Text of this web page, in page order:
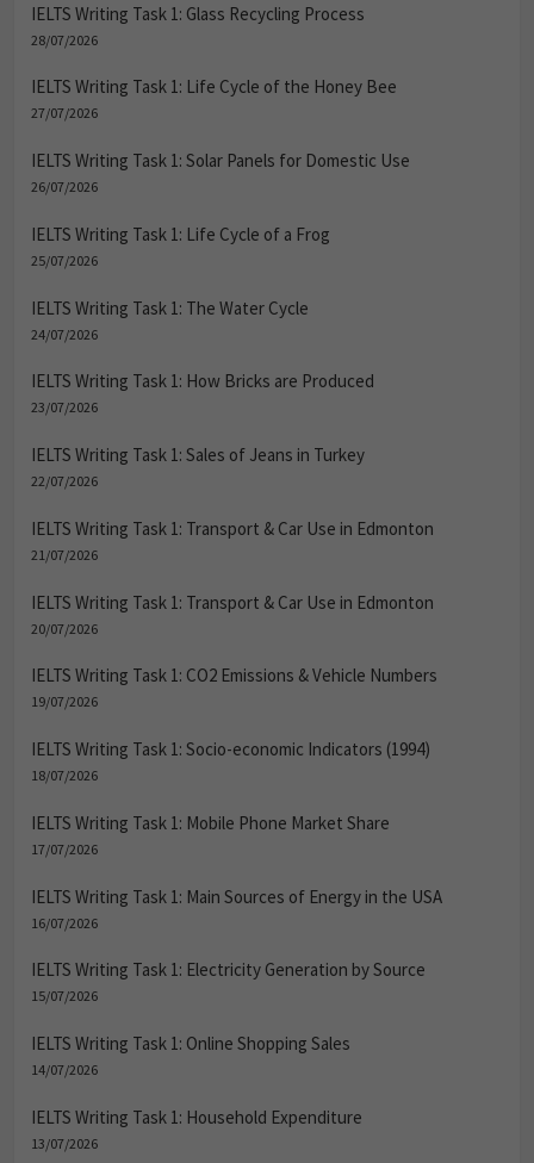
IELTS Writing Task 1: Glass Recycling Process
28/07/2026
IELTS Writing Task 1: Life Cycle of the Honey Bee
27/07/2026
IELTS Writing Task 1: Solar Panels for Domestic Use
26/07/2026
IELTS Writing Task 1: Life Cycle of a Frog
25/07/2026
IELTS Writing Task 1: The Water Cycle
24/07/2026
IELTS Writing Task 1: How Bricks are Produced
23/07/2026
IELTS Writing Task 1: Sales of Jeans in Turkey
22/07/2026
IELTS Writing Task 1: Transport & Car Use in Edmonton
21/07/2026
IELTS Writing Task 1: Transport & Car Use in Edmonton
20/07/2026
IELTS Writing Task 1: CO2 Emissions & Vehicle Numbers
19/07/2026
IELTS Writing Task 1: Socio-economic Indicators (1994)
18/07/2026
IELTS Writing Task 1: Mobile Phone Market Share
17/07/2026
IELTS Writing Task 1: Main Sources of Energy in the USA
16/07/2026
IELTS Writing Task 1: Electricity Generation by Source
15/07/2026
IELTS Writing Task 1: Online Shopping Sales
14/07/2026
IELTS Writing Task 1: Household Expenditure
13/07/2026